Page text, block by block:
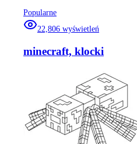
Popularne
22,806 wyświetleń
minecraft, klocki